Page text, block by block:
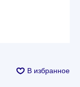
В избранное